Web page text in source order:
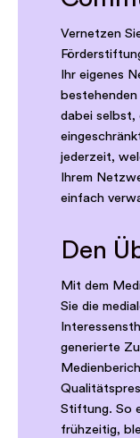
Vernetzen
Ihr eigenes
dabei
jederzeit,
Ihrem
einfach
Den
Mit dem
Sie die
generierte
Stiftung. So
frühzeitig,